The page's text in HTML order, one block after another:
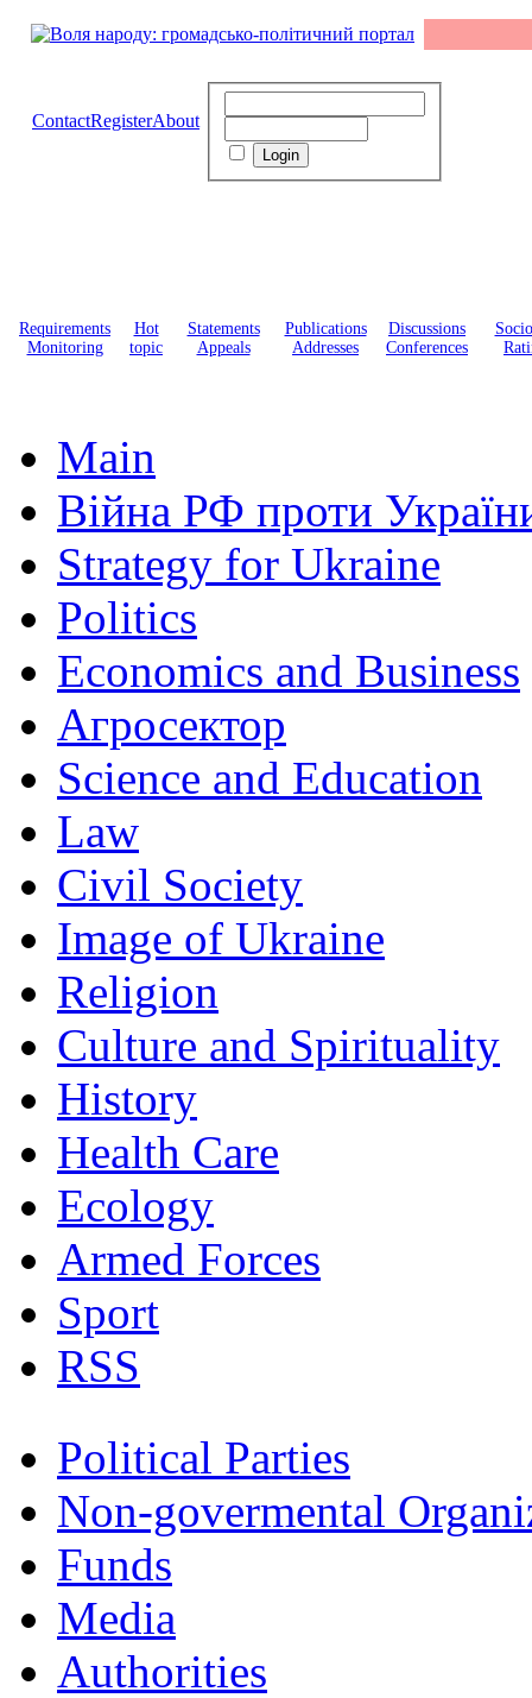
ContactRegisterAbout
Requirements
Monitoring
Hot
topic
Statements
Appeals
Publications
Addresses
Discussions
Conferences
Main
Війна РФ проти
Strategy for Ukraine
Politics
Economics and Business
Агросектор
Science and Education
Law
Civil Society
Image of Ukraine
Religion
Culture and Spirituality
History
Health Care
Ecology
Armed Forces
Sport
RSS
Political Parties
Non-govermental
Funds
Мedia
Authorities